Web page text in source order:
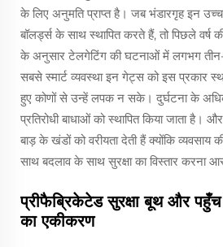
के लिए अनुमति प्राप्त है। जब भंडारगृह इन उच्च
बॉलर्ड्स के साथ स्थापित करते हैं, तो पिछले वर्ष की
के अनुसार टेलगेटिंग की घटनाओं में लगभग तीन-
सबसे स्मार्ट व्यवस्था इन गेट्स को इस प्रकार
हुए कोणों से उन्हें लपक न सके। दुर्घटना के अधिक
प्रतिरोधी बाधाओं को स्थापित किया जाता है।
बाड़ के खंडों को वरीयता देती हैं क्योंकि
साथ बदलाव के साथ सुरक्षा का विस्तार करना
प्रीफैब्रिकेटेड सुरक्षा बूथ और
का एकीकरण